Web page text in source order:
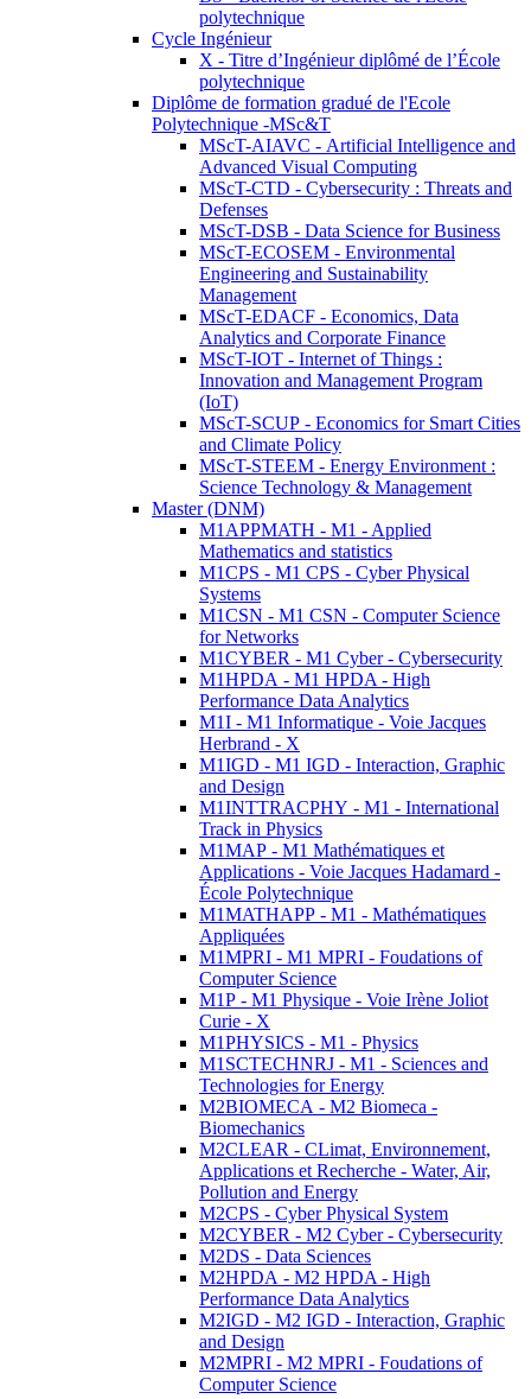
polytechnique
Cycle Ingénieur
X - Titre d’Ingénieur diplômé de l’École
polytechnique
Diplôme de formation gradué de l'Ecole
Polytechnique -MSc&T
MScT-AIAVC - Artificial Intelligence and
Advanced Visual Computing
MScT-CTD - Cybersecurity : Threats and
Defenses
MScT-DSB - Data Science for Business
MScT-ECOSEM - Environmental
Engineering and Sustainability
Management
MScT-EDACF - Economics, Data
Analytics and Corporate Finance
MScT-IOT - Internet of Things :
Innovation and Management Program
(IoT)
MScT-SCUP - Economics for Smart Cities
and Climate Policy
MScT-STEEM - Energy Environment :
Science Technology & Management
Master (DNM)
M1APPMATH - M1 - Applied
Mathematics and statistics
M1CPS - M1 CPS - Cyber Physical
Systems
M1CSN - M1 CSN - Computer Science
for Networks
M1CYBER - M1 Cyber - Cybersecurity
M1HPDA - M1 HPDA - High
Performance Data Analytics
M1I - M1 Informatique - Voie Jacques
Herbrand - X
M1IGD - M1 IGD - Interaction, Graphic
and Design
M1INTTRACPHY - M1 - International
Track in Physics
M1MAP - M1 Mathématiques et
Applications - Voie Jacques Hadamard -
École Polytechnique
M1MATHAPP - M1 - Mathématiques
Appliquées
M1MPRI - M1 MPRI - Foudations of
Computer Science
M1P - M1 Physique - Voie Irène Joliot
Curie - X
M1PHYSICS - M1 - Physics
M1SCTECHNRJ - M1 - Sciences and
Technologies for Energy
M2BIOMECA - M2 Biomeca -
Biomechanics
M2CLEAR - CLimat, Environnement,
Applications et Recherche - Water, Air,
Pollution and Energy
M2CPS - Cyber Physical System
M2CYBER - M2 Cyber - Cybersecurity
M2DS - Data Sciences
M2HPDA - M2 HPDA - High
Performance Data Analytics
M2IGD - M2 IGD - Interaction, Graphic
and Design
M2MPRI - M2 MPRI - Foudations of
Computer Science